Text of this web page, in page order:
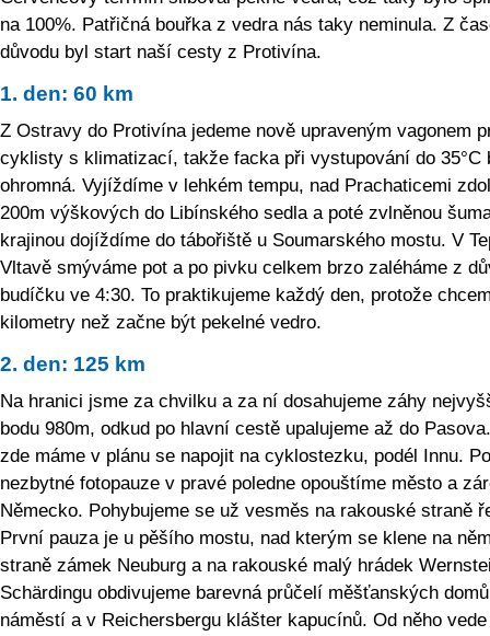
na 100%. Patřičná bouřka z vedra nás taky neminula. Z
důvodu byl start naší cesty z Protivína.
1. den: 60 km
Z Ostravy do Protivína jedeme nově upraveným vagonem
cyklisty s klimatizací, takže facka při vystupování do 35°C
ohromná. Vyjíždíme v lehkém tempu, nad Prachaticemi
200m výškových do Libínského sedla a poté zvlněnou
krajinou dojíždíme do tábořiště u Soumarského mostu. V
Vltavě smýváme pot a po pivku celkem brzo zaléháme z
budíčku ve 4:30. To praktikujeme každý den, protože
kilometry než začne být pekelné vedro.
2. den: 125 km
Na hranici jsme za chvilku a za ní dosahujeme záhy
bodu 980m, odkud po hlavní cestě upalujeme až do
zde máme v plánu se napojit na cyklostezku, podél Innu. Po
nezbytné fotopauze v pravé poledne opouštíme město a
Německo. Pohybujeme se už vesměs na rakouské straně
První pauza je u pěšího mostu, nad kterým se klene na
straně zámek Neuburg a na rakouské malý hrádek
Schärdingu obdivujeme barevná průčelí měšťanských
náměstí a v Reichersbergu klášter kapucínů. Od něho vede